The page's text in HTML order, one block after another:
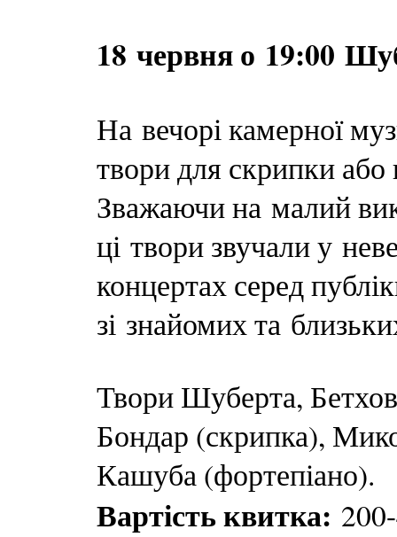
18 червня о 19:00
На вечорі камерної
твори для скрипки або
Зважаючи на малий
ці твори звучали у
концертах серед
зі знайомих та
Твори Шуберта,
Бондар (скрипка),
Кашуба (фортепіано).
Вартість квитка: